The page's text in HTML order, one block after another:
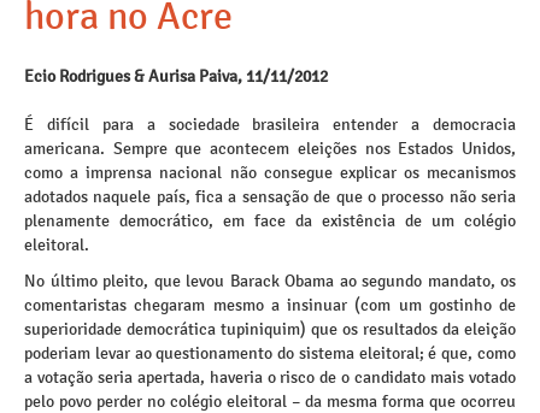
hora no Acre
Ecio Rodrigues & Aurisa Paiva, 11/11/2012
É difícil para a sociedade brasileira entender a democracia
americana. Sempre que acontecem eleições nos Estados Unidos,
como a imprensa nacional não consegue explicar os mecanismos
adotados naquele país, fica a sensação de que o processo não seria
plenamente democrático, em face da existência de um colégio
eleitoral.
No último pleito, que levou Barack Obama ao segundo mandato, os
comentaristas chegaram mesmo a insinuar (com um gostinho de
superioridade democrática tupiniquim) que os resultados da eleição
poderiam levar ao questionamento do sistema eleitoral; é que, como
a votação seria apertada, haveria o risco de o candidato mais votado
pelo povo perder no colégio eleitoral – da mesma forma que ocorreu